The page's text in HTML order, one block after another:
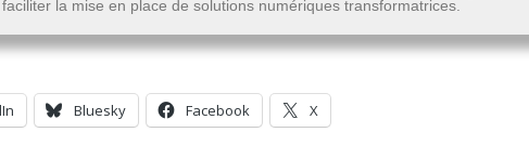
la mise en place de solutions numériques transformatrices.
Bluesky Facebook X